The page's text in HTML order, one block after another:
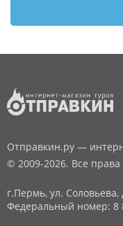
Отправкин.ру —
© 2009-2026. Все
г.Пермь, ул. Соловьева,
Федеральный номер: 8